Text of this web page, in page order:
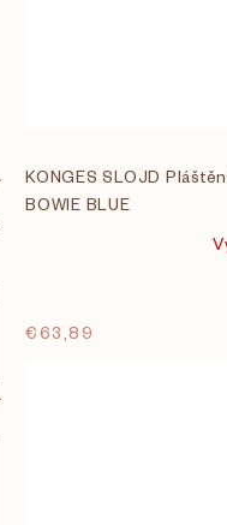
o
v
KONGES SLOJD
BOWIE BLUE
€63,89